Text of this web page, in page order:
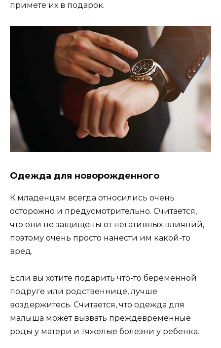
примете их в подарок.
Одежда для новорожденного
К младенцам всегда относились очень
осторожно и предусмотрительно. Считается,
что они не защищены от негативных влияний,
поэтому очень просто нанести им какой-то
вред.
Если вы хотите подарить что-то беременной
подруге или родственнице, лучше
воздержитесь. Считается, что одежда для
малыша может вызвать преждевременные
роды у матери и тяжелые болезни у ребенка.